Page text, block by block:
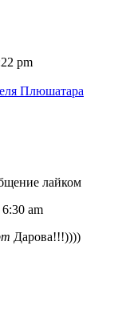
pm
Плюшатара
лайком
am
Дарова!!!))))